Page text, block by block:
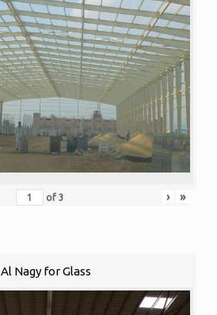
of 3 › »
Al Nagy for Glass